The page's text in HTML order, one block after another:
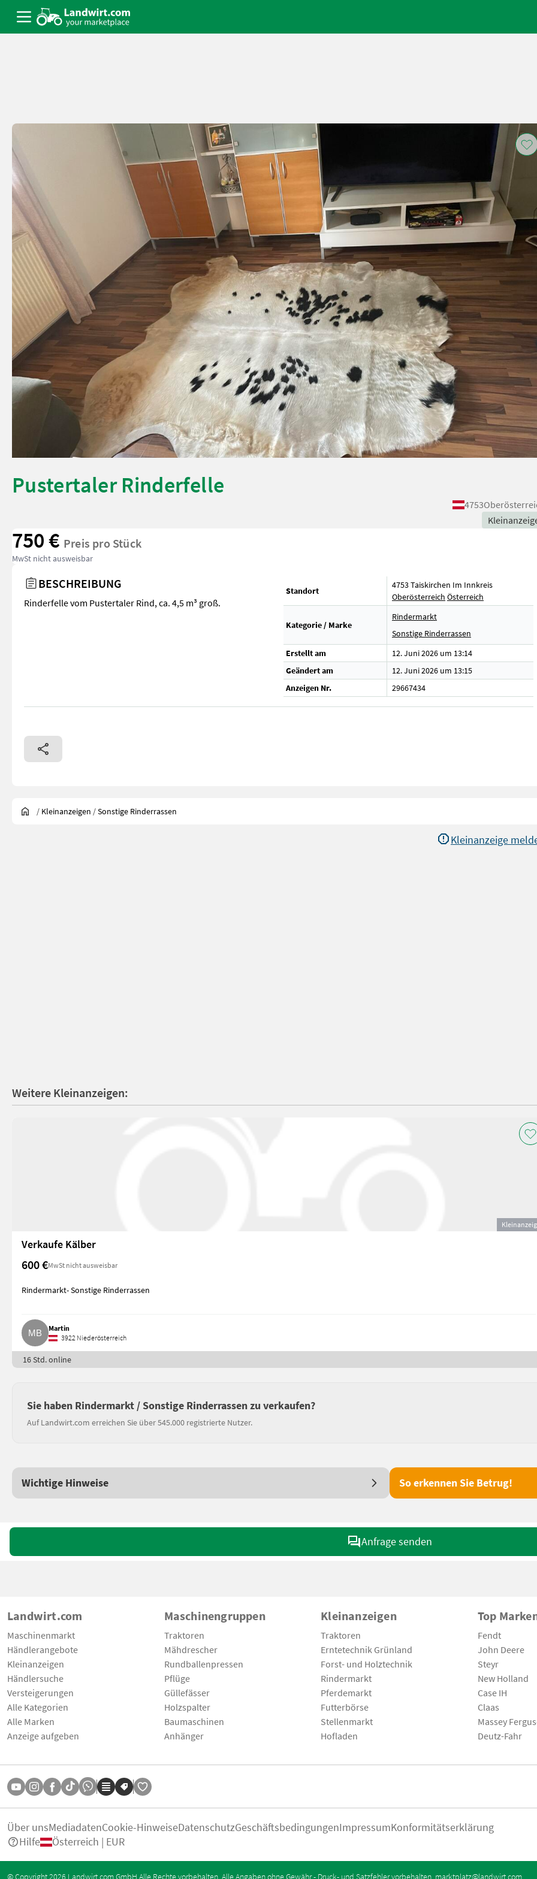
Pustertaler Rinderfelle
4753
750 € Preis pro Stück
MwSt nicht ausweisbar
BESCHREIBUNG
Rinderfelle vom Pustertaler Rind, ca. 4,5 m³ groß.
Standort
4753 Taiskirchen Im Innkreis
Oberösterreich Österreich
Kategorie / Marke
Rindermarkt
Sonstige Rinderrassen
Erstellt am
12. Juni 2026 um 13:14
Geändert am
12. Juni 2026 um 13:15
Anzeigen Nr.
29667434
/ Kleinanzeigen /Sonstige Rinderrassen
Kleinanzeige
Weitere Kleinanzeigen:
Verkaufe Kälber
600 €MwSt nicht ausweisbar
Rindermarkt- Sonstige Rinderrassen
Martin
3922 Niederösterreich
16 Std. online
Sie haben Rindermarkt / Sonstige Rinderrassen zu verkaufen?
Auf Landwirt.com erreichen Sie über 545.000 registrierte Nutzer.
Wichtige Hinweise So erkennen Sie Betrug!
Anfrage senden
Landwirt.com
Maschinenmarkt
Händlerangebote
Kleinanzeigen
Händlersuche
Versteigerungen
Alle Kategorien
Alle Marken
Anzeige aufgeben
Maschinengruppen
Traktoren
Mähdrescher
Rundballenpressen
Pflüge
Güllefässer
Holzspalter
Baumaschinen
Anhänger
Kleinanzeigen
Traktoren
Erntetechnik Grünland
Forst- und Holztechnik
Rindermarkt
Pferdemarkt
Futterbörse
Stellenmarkt
Hofladen
Top
Fendt
John Deere
Steyr
New Holland
Case IH
Claas
Massey
Deutz-Fahr
Über unsMediadatenCookie-HinweiseDatenschutzGeschäftsbedingungenImpressumKonformitätserklärung
Hilfe
Österreich | EUR
© Copyright 2026 Landwirt.com GmbH Alle Rechte vorbehalten. Alle Angaben ohne Gewähr - Druck- und Satzfehler vorbehalten. marktplatz@landwirt.com